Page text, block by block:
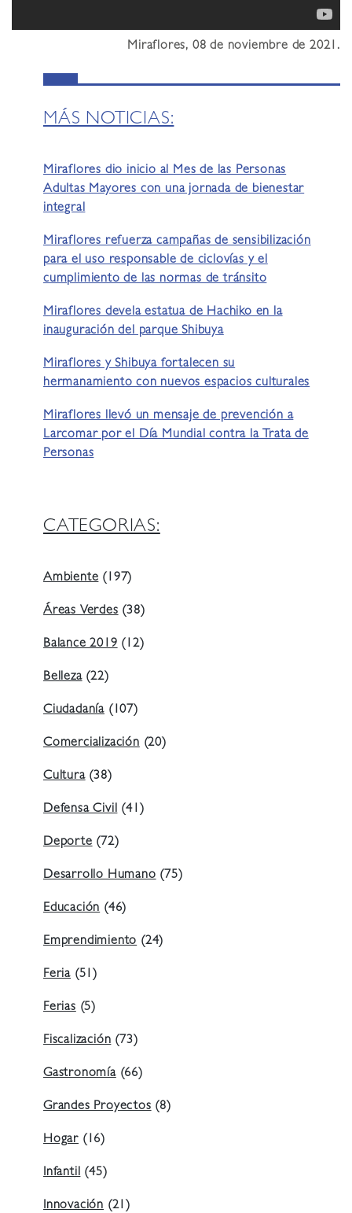
Miraflores, 08 de noviembre de 2021.
MÁS NOTICIAS:
Miraflores dio inicio al Mes de las Personas
Adultas Mayores con una jornada de bienestar
integral
Miraflores refuerza campañas de sensibilización
para el uso responsable de ciclovías y el
cumplimiento de las normas de tránsito
Miraflores devela estatua de Hachiko en la
inauguración del parque Shibuya
Miraflores y Shibuya fortalecen su
hermanamiento con nuevos espacios culturales
Miraflores llevó un mensaje de prevención a
Larcomar por el Día Mundial contra la Trata de
Personas
CATEGORIAS:
Ambiente (197)
Áreas Verdes (38)
Balance 2019 (12)
Belleza(22)
Ciudadanía (107)
Comercialización (20)
Cultura(38)
Defensa Civil (41)
Deporte (72)
Desarrollo Humano (75)
Educación (46)
Emprendimiento (24)
Feria (51)
Ferias (5)
Fiscalización (73)
Gastronomía(66)
Grandes Proyectos (8)
Hogar (16)
Infantil (45)
Innovación (21)